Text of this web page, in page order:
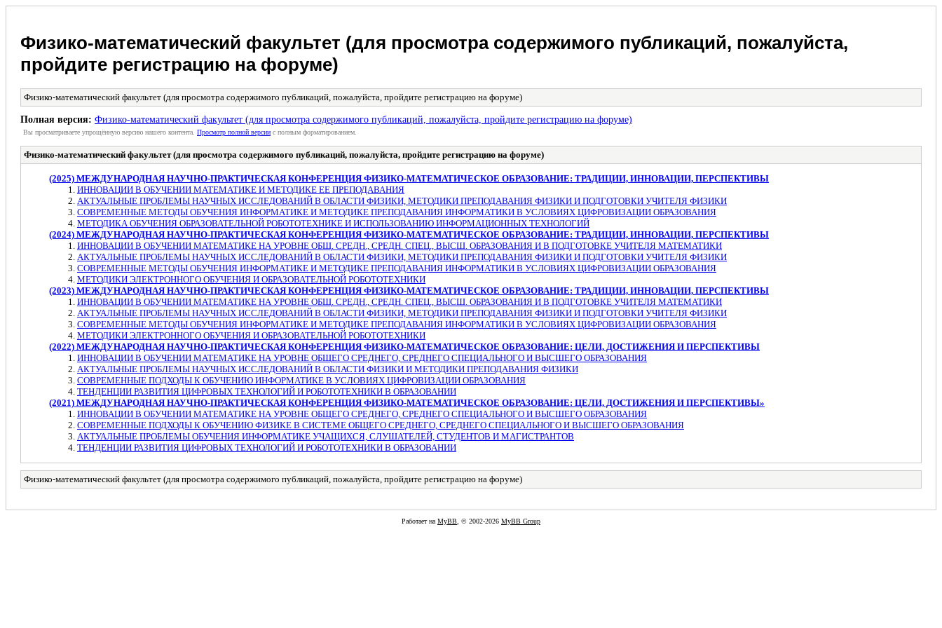
Физико-математический факультет (для просмотра содержимого публикаций, пожалуйста,
пройдите регистрацию на форуме)
Физико-математический факультет (для просмотра содержимого публикаций, пожалуйста, пройдите регистрацию на форуме)
Полная версия: Физико-математический факультет (для просмотра содержимого публикаций, пожалуйста, пройдите регистрацию на форуме)
Вы просматриваете упрощённую версию нашего контента. Просмотр полной версии с полным форматированием.
Физико-математический факультет (для просмотра содержимого публикаций, пожалуйста, пройдите регистрацию на форуме)
(2025) МЕЖДУНАРОДНАЯ НАУЧНО-ПРАКТИЧЕСКАЯ КОНФЕРЕНЦИЯ ФИЗИКО-МАТЕМАТИЧЕСКОЕ ОБРАЗОВАНИЕ: ТРАДИЦИИ, ИННОВАЦИИ, ПЕРСПЕКТИВЫ
ИННОВАЦИИ В ОБУЧЕНИИ МАТЕМАТИКЕ И МЕТОДИКЕ ЕЕ ПРЕПОДАВАНИЯ
АКТУАЛЬНЫЕ ПРОБЛЕМЫ НАУЧНЫХ ИССЛЕДОВАНИЙ В ОБЛАСТИ ФИЗИКИ, МЕТОДИКИ ПРЕПОДАВАНИЯ ФИЗИКИ И ПОДГОТОВКИ УЧИТЕЛЯ ФИЗИКИ
СОВРЕМЕННЫЕ МЕТОДЫ ОБУЧЕНИЯ ИНФОРМАТИКЕ И МЕТОДИКЕ ПРЕПОДАВАНИЯ ИНФОРМАТИКИ В УСЛОВИЯХ ЦИФРОВИЗАЦИИ ОБРАЗОВАНИЯ
МЕТОДИКА ОБУЧЕНИЯ ОБРАЗОВАТЕЛЬНОЙ РОБОТОТЕХНИКЕ И ИСПОЛЬЗОВАНИЮ ИНФОРМАЦИОННЫХ ТЕХНОЛОГИЙ
(2024) МЕЖДУНАРОДНАЯ НАУЧНО-ПРАКТИЧЕСКАЯ КОНФЕРЕНЦИЯ ФИЗИКО-МАТЕМАТИЧЕСКОЕ ОБРАЗОВАНИЕ: ТРАДИЦИИ, ИННОВАЦИИ, ПЕРСПЕКТИВЫ
ИННОВАЦИИ В ОБУЧЕНИИ МАТЕМАТИКЕ НА УРОВНЕ ОБЩ. СРЕДН., СРЕДН. СПЕЦ., ВЫСШ. ОБРАЗОВАНИЯ И В ПОДГОТОВКЕ УЧИТЕЛЯ МАТЕМАТИКИ
АКТУАЛЬНЫЕ ПРОБЛЕМЫ НАУЧНЫХ ИССЛЕДОВАНИЙ В ОБЛАСТИ ФИЗИКИ, МЕТОДИКИ ПРЕПОДАВАНИЯ ФИЗИКИ И ПОДГОТОВКИ УЧИТЕЛЯ ФИЗИКИ
СОВРЕМЕННЫЕ МЕТОДЫ ОБУЧЕНИЯ ИНФОРМАТИКЕ И МЕТОДИКЕ ПРЕПОДАВАНИЯ ИНФОРМАТИКИ В УСЛОВИЯХ ЦИФРОВИЗАЦИИ ОБРАЗОВАНИЯ
МЕТОДИКИ ЭЛЕКТРОННОГО ОБУЧЕНИЯ И ОБРАЗОВАТЕЛЬНОЙ РОБОТОТЕХНИКИ
(2023) МЕЖДУНАРОДНАЯ НАУЧНО-ПРАКТИЧЕСКАЯ КОНФЕРЕНЦИЯ ФИЗИКО-МАТЕМАТИЧЕСКОЕ ОБРАЗОВАНИЕ: ТРАДИЦИИ, ИННОВАЦИИ, ПЕРСПЕКТИВЫ
ИННОВАЦИИ В ОБУЧЕНИИ МАТЕМАТИКЕ НА УРОВНЕ ОБЩ. СРЕДН., СРЕДН. СПЕЦ., ВЫСШ. ОБРАЗОВАНИЯ И В ПОДГОТОВКЕ УЧИТЕЛЯ МАТЕМАТИКИ
АКТУАЛЬНЫЕ ПРОБЛЕМЫ НАУЧНЫХ ИССЛЕДОВАНИЙ В ОБЛАСТИ ФИЗИКИ, МЕТОДИКИ ПРЕПОДАВАНИЯ ФИЗИКИ И ПОДГОТОВКИ УЧИТЕЛЯ ФИЗИКИ
СОВРЕМЕННЫЕ МЕТОДЫ ОБУЧЕНИЯ ИНФОРМАТИКЕ И МЕТОДИКЕ ПРЕПОДАВАНИЯ ИНФОРМАТИКИ В УСЛОВИЯХ ЦИФРОВИЗАЦИИ ОБРАЗОВАНИЯ
МЕТОДИКИ ЭЛЕКТРОННОГО ОБУЧЕНИЯ И ОБРАЗОВАТЕЛЬНОЙ РОБОТОТЕХНИКИ
(2022) МЕЖДУНАРОДНАЯ НАУЧНО-ПРАКТИЧЕСКАЯ КОНФЕРЕНЦИЯ ФИЗИКО-МАТЕМАТИЧЕСКОЕ ОБРАЗОВАНИЕ: ЦЕЛИ, ДОСТИЖЕНИЯ И ПЕРСПЕКТИВЫ
ИННОВАЦИИ В ОБУЧЕНИИ МАТЕМАТИКЕ НА УРОВНЕ ОБЩЕГО СРЕДНЕГО, СРЕДНЕГО СПЕЦИАЛЬНОГО И ВЫСШЕГО ОБРАЗОВАНИЯ
АКТУАЛЬНЫЕ ПРОБЛЕМЫ НАУЧНЫХ ИССЛЕДОВАНИЙ В ОБЛАСТИ ФИЗИКИ И МЕТОДИКИ ПРЕПОДАВАНИЯ ФИЗИКИ
СОВРЕМЕННЫЕ ПОДХОДЫ К ОБУЧЕНИЮ ИНФОРМАТИКЕ В УСЛОВИЯХ ЦИФРОВИЗАЦИИ ОБРАЗОВАНИЯ
ТЕНДЕНЦИИ РАЗВИТИЯ ЦИФРОВЫХ ТЕХНОЛОГИЙ И РОБОТОТЕХНИКИ В ОБРАЗОВАНИИ
(2021) МЕЖДУНАРОДНАЯ НАУЧНО-ПРАКТИЧЕСКАЯ КОНФЕРЕНЦИЯ ФИЗИКО-МАТЕМАТИЧЕСКОЕ ОБРАЗОВАНИЕ: ЦЕЛИ, ДОСТИЖЕНИЯ И ПЕРСПЕКТИВЫ»
ИННОВАЦИИ В ОБУЧЕНИИ МАТЕМАТИКЕ НА УРОВНЕ ОБЩЕГО СРЕДНЕГО, СРЕДНЕГО СПЕЦИАЛЬНОГО И ВЫСШЕГО ОБРАЗОВАНИЯ
СОВРЕМЕННЫЕ ПОДХОДЫ К ОБУЧЕНИЮ ФИЗИКЕ В СИСТЕМЕ ОБЩЕГО СРЕДНЕГО, СРЕДНЕГО СПЕЦИАЛЬНОГО И ВЫСШЕГО ОБРАЗОВАНИЯ
АКТУАЛЬНЫЕ ПРОБЛЕМЫ ОБУЧЕНИЯ ИНФОРМАТИКЕ УЧАЩИХСЯ, СЛУШАТЕЛЕЙ, СТУДЕНТОВ И МАГИСТРАНТОВ
ТЕНДЕНЦИИ РАЗВИТИЯ ЦИФРОВЫХ ТЕХНОЛОГИЙ И РОБОТОТЕХНИКИ В ОБРАЗОВАНИИ
Физико-математический факультет (для просмотра содержимого публикаций, пожалуйста, пройдите регистрацию на форуме)
Работает на MyBB , © 2002-2026 MyBB Group